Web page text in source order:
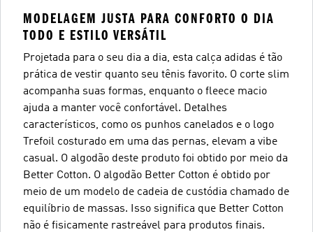
MODELAGEM JUSTA PARA CONFORTO O DIA
TODO E ESTILO VERSÁTIL
Projetada para o seu dia a dia, esta calça adidas é tão
prática de vestir quanto seu tênis favorito. O corte slim
acompanha suas formas, enquanto o fleece macio
ajuda a manter você confortável. Detalhes
característicos, como os punhos canelados e o logo
Trefoil costurado em uma das pernas, elevam a vibe
casual. O algodão deste produto foi obtido por meio da
Better Cotton. O algodão Better Cotton é obtido por
meio de um modelo de cadeia de custódia chamado de
equilíbrio de massas. Isso significa que Better Cotton
não é fisicamente rastreável para produtos finais.